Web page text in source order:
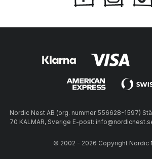
Nordic Nest AB (org. nummer 556628-1597)
70 KALMAR, Sverige E-post:
© 2002 - 2026 Copyright Nordic